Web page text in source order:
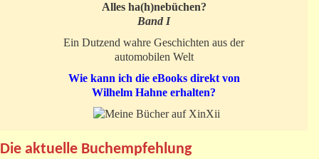
Alles ha(h)nebüchen?
Band I
Ein Dutzend wahre Geschichten aus der
automobilen Welt
Wie kann ich die eBooks direkt von
Wilhelm Hahne erhalten?
Die aktuelle Buchempfehlung